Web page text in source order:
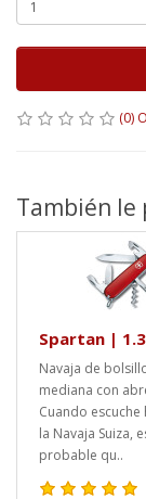
(0)
También
Spartan |
Navaja de
mediana con
Cuando escuche
la Navaja Suiza,
probable qu..